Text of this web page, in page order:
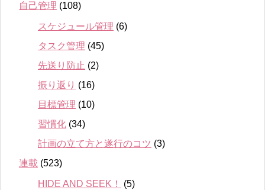
自己管理 (108)
スケジュール管理 (6)
タスク管理 (45)
先送り防止 (2)
振り返り (16)
目標管理 (10)
習慣化 (34)
計画の立て方と遂行のコツ (3)
連載 (523)
HIDE AND SEEK！
(5)